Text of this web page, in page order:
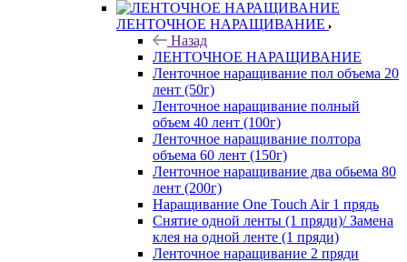
ЛЕНТОЧНОЕ НАРАЩИВАНИЕ
Назад
ЛЕНТОЧНОЕ НАРАЩИВАНИЕ
Ленточное наращивание пол объема 20
лент (50г)
Ленточное наращивание полный
объем 40 лент (100г)
Ленточное наращивание полтора
объема 60 лент (150г)
Ленточное наращивание два обьема 80
лент (200г)
Наращивание One Touch Air 1 прядь
Снятие одной ленты (1 пряди)/ Замена
клея на одной ленте (1 пряди)
Ленточное наращивание 2 пряди